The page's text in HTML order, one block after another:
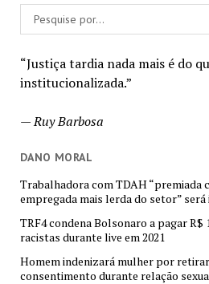
“Justiça tardia nada mais é do
institucionalizada.”
—Ruy Barbosa
DANO MORAL
Trabalhadora com TDAH “premiada
empregada mais lerda do setor” será
TRF4 condena Bolsonaro a pagar
racistas durante live em 2021
Homem indenizará mulher por
consentimento durante relação